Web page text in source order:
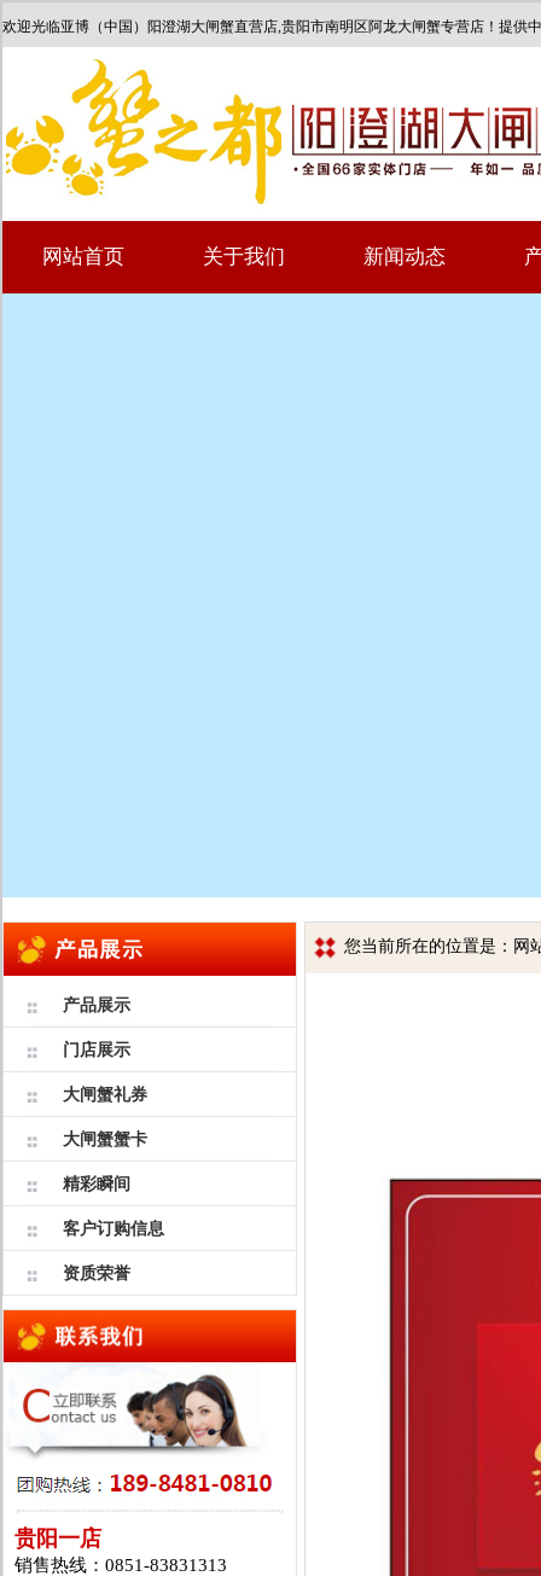
欢迎光临亚博（中国）阳澄湖大闸蟹直营店,贵阳市南明区阿龙大闸蟹专营店！提供
网站首页 关于我们 新闻动态
产品展示
门店展示
大闸蟹礼券
大闸蟹蟹卡
精彩瞬间
客户订购信息
资质荣誉
贵阳一店
销售热线：0851-83831313
您当前所在的位置是：网